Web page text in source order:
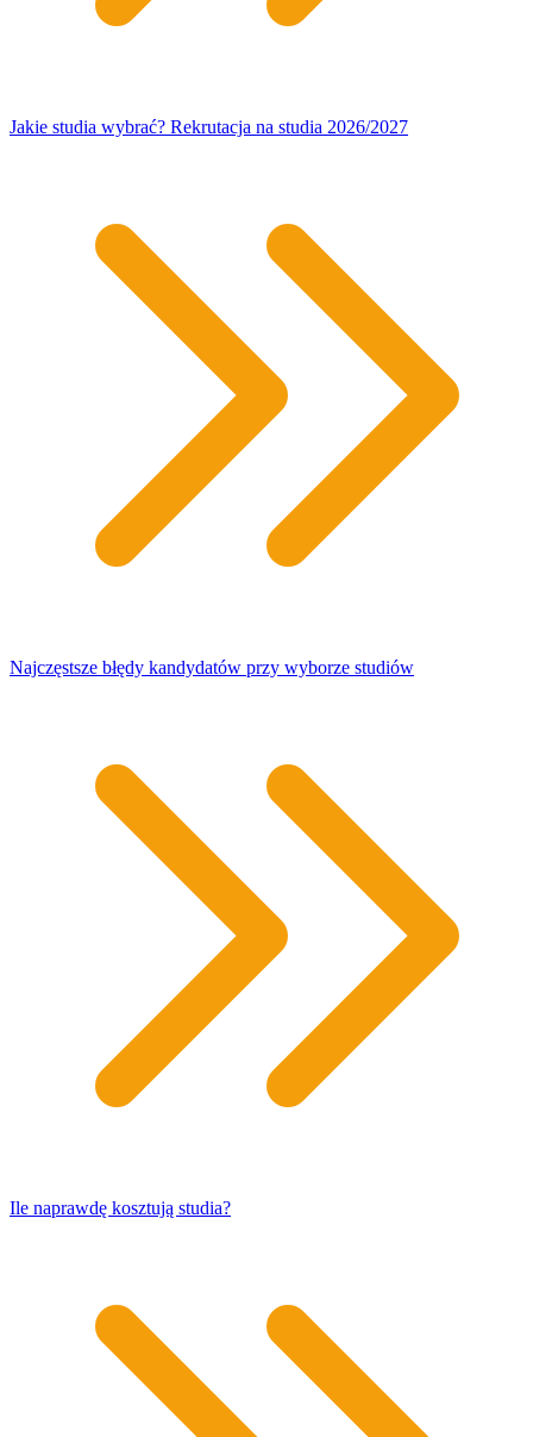
Jakie studia wybrać? Rekrutacja na studia 2026/2027
Najczęstsze błędy kandydatów przy wyborze studiów
​Ile naprawdę kosztują studia?